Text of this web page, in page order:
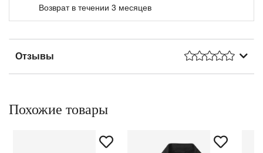
Возврат в течении 3 месяцев
Отзывы
Похожие товары